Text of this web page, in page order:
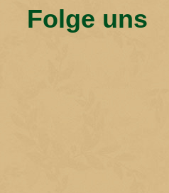
Folge uns